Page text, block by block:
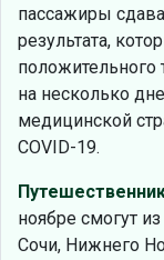
пассажиры
результата,
положительного
на несколько
медицинской
COVID-19.
ноябре смогут
Сочи, Нижнего